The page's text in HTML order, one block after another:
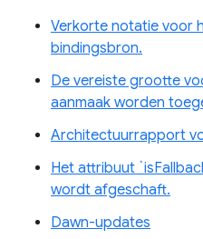
Verkorte notatie voor
bindingsbron.
De vereiste grootte
aanmaak worden
Architectuurrapport
Het attribuut
wordt afgeschaft.
Dawn-updates